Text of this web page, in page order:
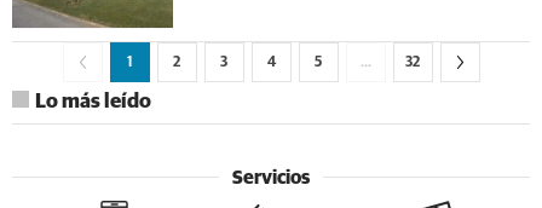
1 2 3 4 5 … 32
Lo más leído
Servicios